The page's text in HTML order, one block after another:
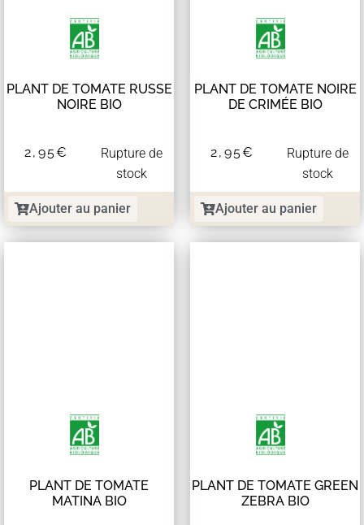
PLANT DE TOMATE RUSSE
NOIRE BIO
2,95€
Rupture de
stock
Ajouter au panier
PLANT DE TOMATE NOIRE
DE CRIMÉE BIO
2,95€
Rupture de
stock
Ajouter au panier
PLANT DE TOMATE
MATINA BIO
PLANT DE TOMATE GREEN
ZEBRA BIO